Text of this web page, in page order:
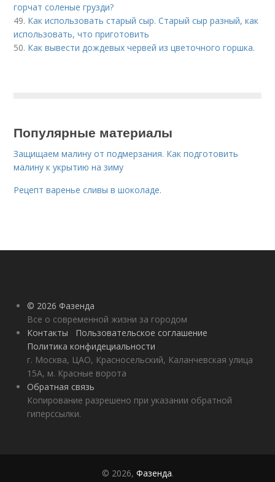
горчат соленые грузди?
49. Как использовать старый сыр. Старый сыр разный, как
использовать, что приготовить
50. Как вывести дождевых червей из цветочного горшка.
Популярные материалы
Защищаем малину от подмерзания. Как подготовить
малину к укрытию на зиму
Рецепт варенье сливы в шоколаде.
© 2026 Фазенда
Все о современной жизни за городом
Контакты
Пользовательское соглашение
Политика конфидециальности
г. Москва, ЦАО, Красносельский, Каланчевская улица
15А, м. Красные ворота
Обратная связь
Копирование разрешено при указании обратной
гиперссылки.
© 2026, Фазенда.